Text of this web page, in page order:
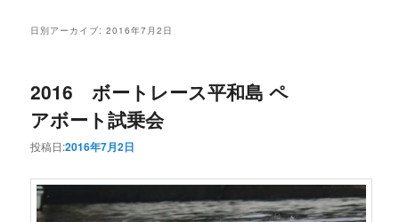
日別アーカイブ:2016年7月2日
2016 ボートレース平和島 ペ
アボート試乗会
投稿日:2016年7月2日